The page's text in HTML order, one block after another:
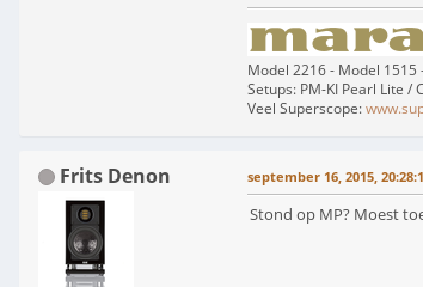
Model 2216 - Model 1515
Setups: PM-KI Pearl Lite /
Veel Superscope:
Frits Denon september 16, 2015,
Stond op MP? Moest